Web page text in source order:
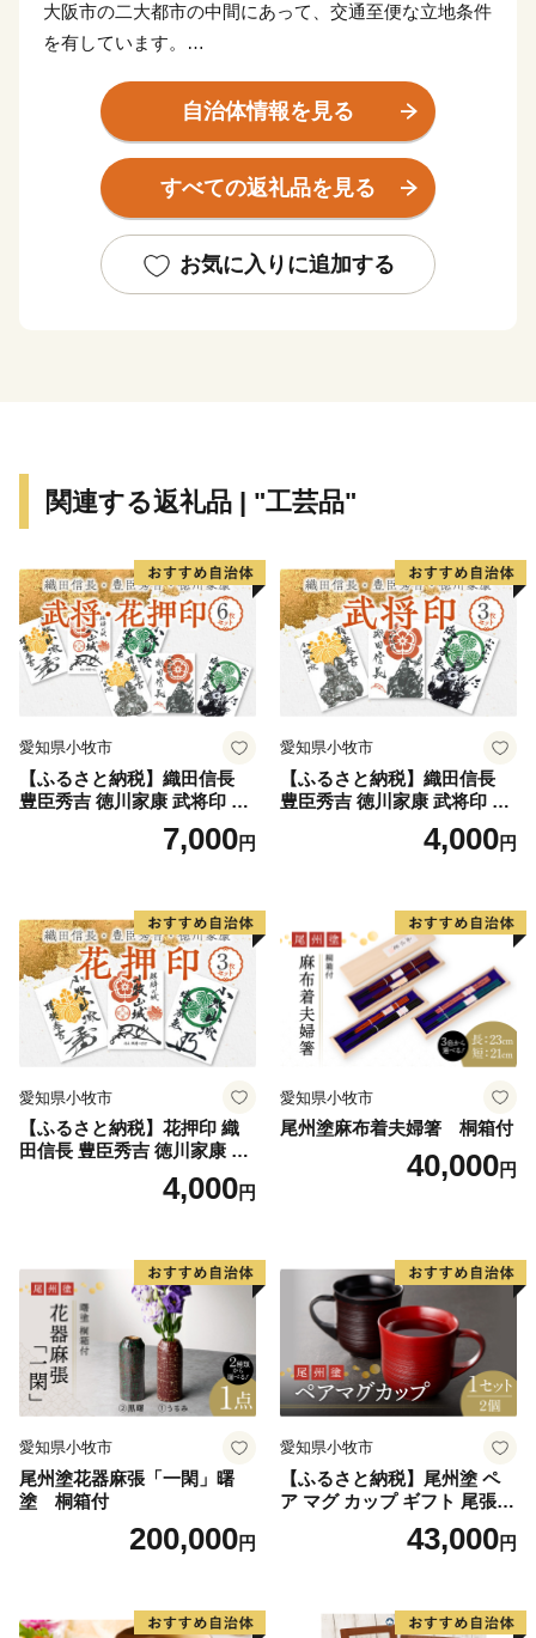
大阪市の二大都市の中間にあって、交通至便な立地条件
を有しています。
市の北部地域には木津川・宇治川・桂川の三川合流域が
あり、約1.4kmにわたり桜が楽しめる背割堤、国宝に指
定された「石清水八幡宮」、といった様々な自然・歴史
環境があります。
備される中、新たな市街地の整備が進みつつあります。
自治体情報を見る
すべての返礼品を見る
お気に入りに追加する
関連する返礼品 | "工芸品"
愛知県小牧市
【ふるさと納税】織田信長
豊臣秀吉 徳川家康 武将印 花
押印 6枚 セット イラスト 戦
国 武将 小牧山城 墨絵 龍画師
グッズ 愛知県 小牧市 お取り
寄せ 送料無料
7,000円
愛知県小牧市
【ふるさと納税】織田信長
豊臣秀吉 徳川家康 武将印 3
枚 セット イラスト 戦国 武将
小牧山城 墨絵 龍画師 書道ア
愛知県 小牧市 お取り寄せ 送
料無料
4,000円
愛知県小牧市
【ふるさと納税】花押印 織
田信長 豊臣秀吉 徳川家康 3
枚 セット 戦国 武将 小牧山城
墨絵 龍画師 書道アーティス
牧市 お取り寄せ 送料無料
4,000円
愛知県小牧市
尾州塗麻布着夫婦箸 桐箱付
40,000円
愛知県小牧市
尾州塗花器麻張「一閑」曙
塗 桐箱付
200,000円
愛知県小牧市
【ふるさと納税】尾州塗 ペ
ア マグ カップ ギフト 尾張漆
漆 漆器 漆器工芸 工芸品 芸術
性 実用性 抗菌性 美味しく安
抗ウイルス効果 お取り寄せ
43,000円